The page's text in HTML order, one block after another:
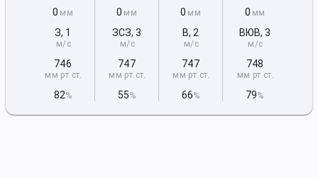
0 мм
З, 1
м/с
746
мм рт.ст.
82%
0 мм
ЗСЗ,3
м/с
747
мм рт.ст.
55%
0 мм
В, 2
м/с
747
мм рт.ст.
66%
0 мм
ВЮВ,3
м/с
748
мм рт.ст.
79%